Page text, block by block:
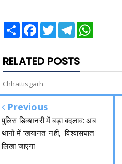
Share Facebook
TwitterTelegram
RELATED POSTS
Chhattisgarh
Previous
पुलिस डिक्शनरी में बड़ा बदलाव: अब
थानों में 'खयानत' नहीं, 'विश्वासघात'
लिखा जाएगा